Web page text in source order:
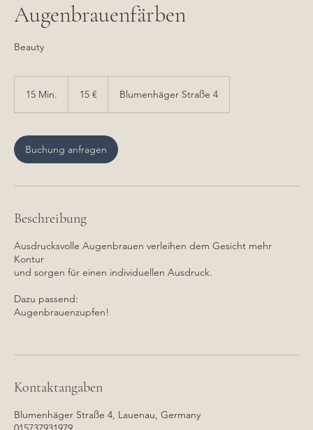
Augenbrauenfärben
Beauty
15 Min.
i
n
.
15 € Blumenhäger Straße 4
Buchung anfragen
Beschreibung
Ausdrucksvolle Augenbrauen verleihen dem Gesicht mehr
Kontur
und sorgen für einen individuellen Ausdruck.
Dazu passend:
Augenbrauenzupfen!
Kontaktangaben
Blumenhäger Straße 4, Lauenau, Germany